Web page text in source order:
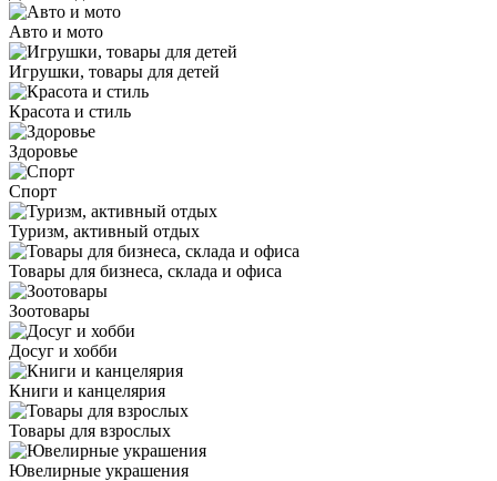
Авто и мото
Игрушки, товары для детей
Красота и стиль
Здоровье
Спорт
Туризм, активный отдых
Товары для бизнеса, склада и офиса
Зоотовары
Досуг и хобби
Книги и канцелярия
Товары для взрослых
Ювелирные украшения